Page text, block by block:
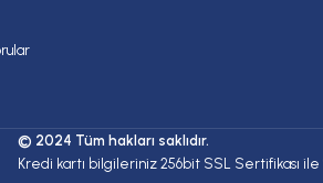
© 2024 Tüm hakları saklıdır.
Kredi kartı bilgileriniz 256bit SSL Sertifikası ile